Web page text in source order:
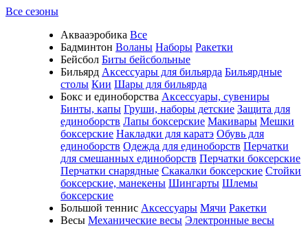
Все сезоны
Аквааэробика Все
Бадминтон Воланы Наборы Ракетки
Бейсбол Биты бейсбольные
Бильярд Аксессуары для бильярда Бильярдные
столы Кии Шары для бильярда
Бокс и единоборства Аксессуары, сувениры
Бинты, капы Груши, наборы детские Защита для
единоборств Лапы боксерские Макивары Мешки
боксерские Накладки для каратэ Обувь для
единоборств Одежда для единоборств Перчатки
для смешанных единоборств Перчатки боксерские
Перчатки снарядные Скакалки боксерские Стойки
боксерские, манекены Шингарты Шлемы
боксерские
Большой теннис Аксессуары Мячи Ракетки
Весы Механические весы Электронные весы